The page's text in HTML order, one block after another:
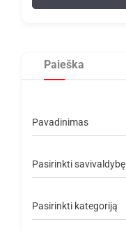
Paieška
Pavadinimas
Pasirinkti savivaldybę
Pasirinkti kategoriją